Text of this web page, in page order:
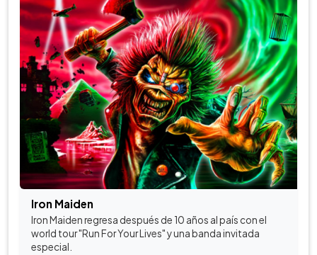
Iron Maiden
Iron Maiden regresa después de 10 años al país con el
world tour "Run For Your Lives" y una banda invitada
especial.